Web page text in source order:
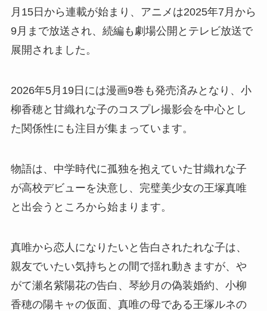
月15日から連載が始まり、アニメは2025年7月から
9月まで放送され、続編も劇場公開とテレビ放送で
展開されました。
2026年5月19日には漫画9巻も発売済みとなり、小
柳香穂と甘織れな子のコスプレ撮影会を中心とし
た関係性にも注目が集まっています。
物語は、中学時代に孤独を抱えていた甘織れな子
が高校デビューを決意し、完璧美少女の王塚真唯
と出会うところから始まります。
真唯から恋人になりたいと告白されたれな子は、
親友でいたい気持ちとの間で揺れ動きますが、や
がて瀬名紫陽花の告白、琴紗月の偽装婚約、小柳
香穂の陽キャの仮面、真唯の母である王塚ルネの